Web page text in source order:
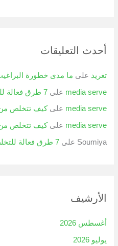
أحدث التعليقات
تغريد على ما مدى خطورة
media serve على7 طرق فعالة للتخلص من السحالي المنزلية
media serve علىكيف تتخلص
media serve علىكيف تتخلص
Soumiya على7 طرق فعالة للتخلص من السحالي المنزلية
الأرشيف
أغسطس 2026
يوليو 2026